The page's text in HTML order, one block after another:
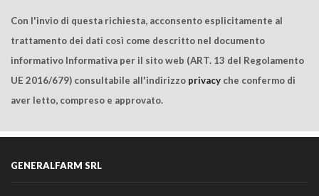
Con l'invio di questa richiesta, acconsento esplicitamente al
trattamento dei dati così come descritto nel documento
informativo Informativa per il sito web (ART. 13 del Regolamento
UE 2016/679) consultabile all'indirizzo privacy che confermo di
aver letto, compreso e approvato.
GENERALFARM SRL